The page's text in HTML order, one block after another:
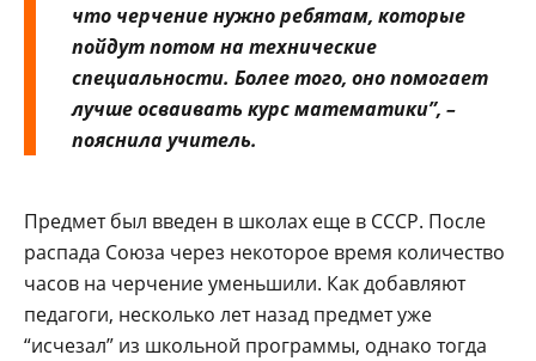
что черчение нужно ребятам, которые
пойдут потом на технические
специальности. Более того, оно помогает
лучше осваивать курс математики”, –
пояснила учитель.
Предмет был введен в школах еще в СССР. После
распада Союза через некоторое время количество
часов на черчение уменьшили. Как добавляют
педагоги, несколько лет назад предмет уже
“исчезал” из школьной программы, однако тогда